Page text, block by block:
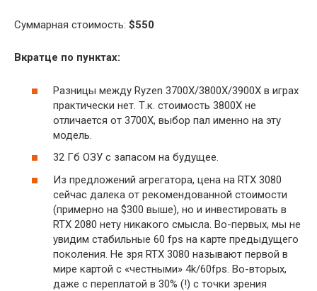
Суммарная стоимость: $550
Вкратце по пунктах:
Разницы между Ryzen 3700X/3800X/3900X в играх
практически нет. Т.к. стоимость 3800Х не
отличается от 3700Х, выбор пал именно на эту
модель.
32 Гб ОЗУ с запасом на будущее.
Из предложений агрегатора, цена на RTX 3080
сейчас далека от рекомендованной стоимости
(примерно на $300 выше), но и инвестировать в
RTX 2080 нету никакого смысла. Во-первых, мы не
увидим стабильные 60 fps на карте предыдущего
поколения. Не зря RTX 3080 называют первой в
мире картой с «честными» 4k/60fps. Во-вторых,
даже с переплатой в 30% (!) с точки зрения